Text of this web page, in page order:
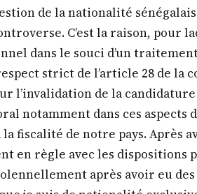
de la nationalité
C’est la raison, pour
dans le souci d’un
strict de l’article 28 de la
l’invalidation de la
notamment dans ces
la fiscalité de notre pays. Après
en règle avec les dispositions
après avoir eu des